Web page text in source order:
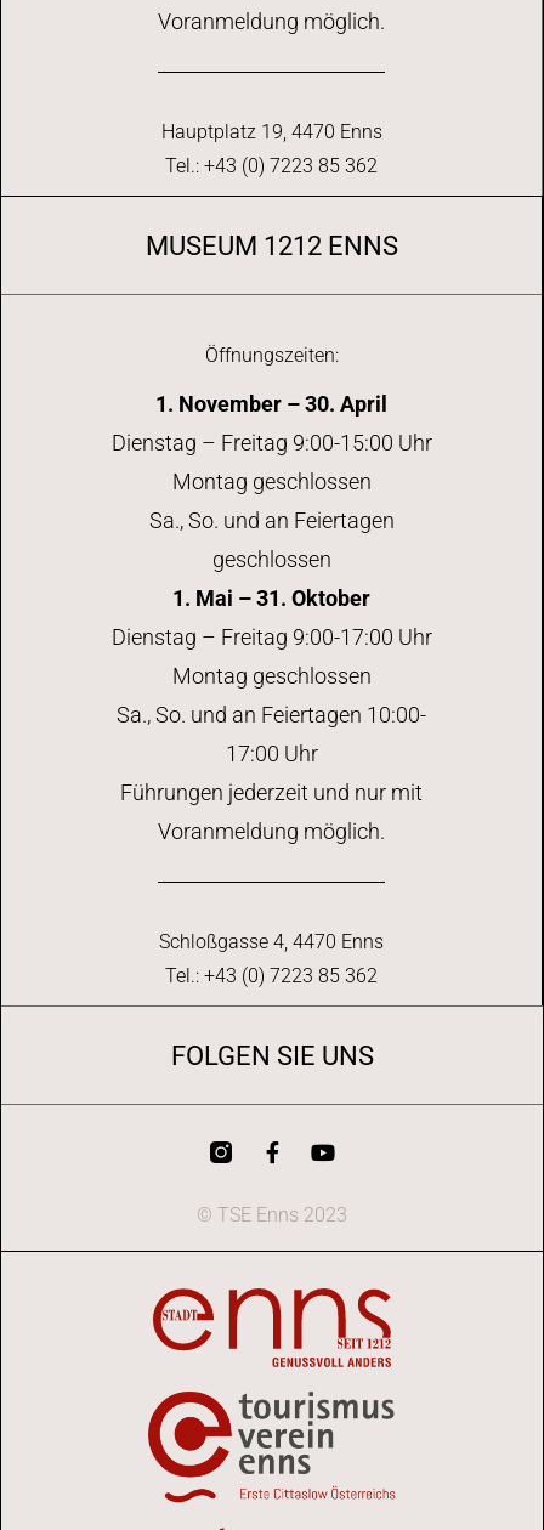
Voranmeldung möglich.
Hauptplatz 19, 4470 Enns
Tel.: +43 (0) 7223 85 362
MUSEUM 1212 ENNS
Öffnungszeiten:
1. November – 30. April
Dienstag – Freitag 9:00-15:00 Uhr
Montag geschlossen
Sa., So. und an Feiertagen
geschlossen
1. Mai – 31. Oktober
Dienstag – Freitag 9:00-17:00 Uhr
Montag geschlossen
Sa., So. und an Feiertagen 10:00-
17:00 Uhr
Führungen jederzeit und nur mit
Voranmeldung möglich.
Schloßgasse 4, 4470 Enns
Tel.: +43 (0) 7223 85 362
FOLGEN SIE UNS
© TSE Enns 2023